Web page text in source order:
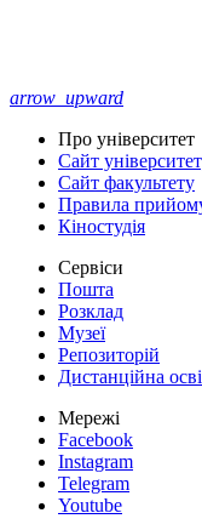
arrow_upward
Про університет
Сайт
Сайт факультету
Правила
Кіностудія
Сервіси
Пошта
Розклад
Музеї
Репозиторій
Дистанційна
Мережі
Facebook
Instagram
Telegram
Youtube